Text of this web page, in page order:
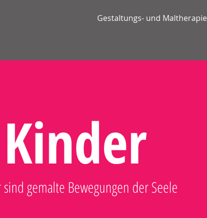
Gestaltungs- und Maltherapie
Kinder
sind gemalte Bewegungen der Seele